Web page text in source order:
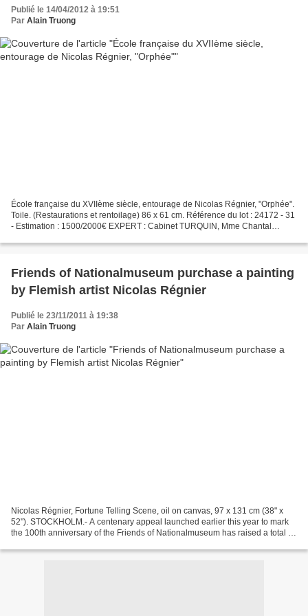
Publié le 14/04/2012 à 19:51
Par Alain Truong
École française du XVIIème siècle, entourage de Nicolas Régnier, "Orphée".
Toile. (Restaurations et rentoilage) 86 x 61 cm. Référence du lot : 24172 - 31
- Estimation : 1500/2000€ EXPERT : Cabinet TURQUIN, Mme Chantal
Friends of Nationalmuseum purchase a painting
by Flemish artist Nicolas Régnier
Publié le 23/11/2011 à 19:38
Par Alain Truong
Nicolas Régnier, Fortune Telling Scene, oil on canvas, 97 x 131 cm (38" x
52"). STOCKHOLM.- A centenary appeal launched earlier this year to mark
the 100th anniversary of the Friends of Nationalmuseum has raised a total of